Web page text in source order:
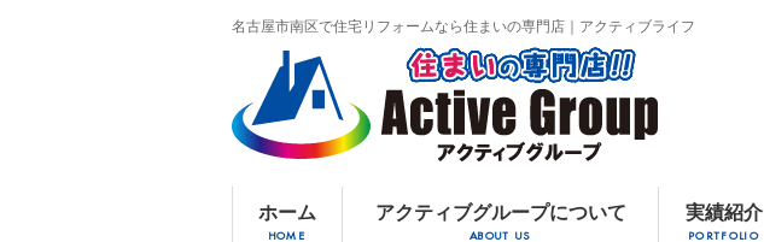
名古屋市南区で住宅リフォームなら住まいの専門店｜アクティブライフ
ホーム
HOME
アクティブグループについて
ABOUT US
実績紹介
PORTFOLIO